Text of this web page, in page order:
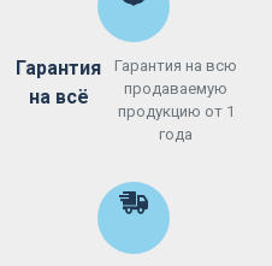
Гарантия
на всё
Гарантия на всю
продаваемую
продукцию от 1
года